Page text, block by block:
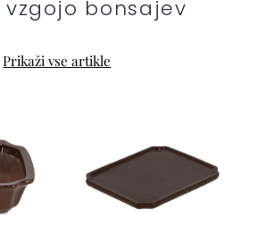
vzgojo bonsajev
Prikaži vse artikle